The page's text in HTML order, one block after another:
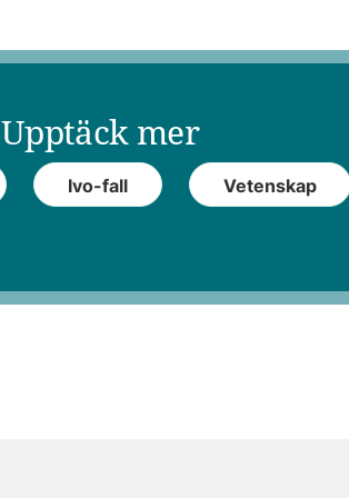
Upptäck mer
Ivo-fall Vetenskap